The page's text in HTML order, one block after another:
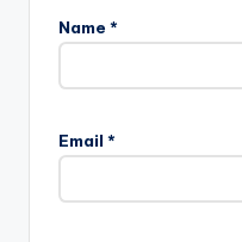
Name *
Email *